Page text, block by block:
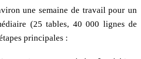
une semaine de travail pour un
(25 tables, 40 000 lignes de
principales :